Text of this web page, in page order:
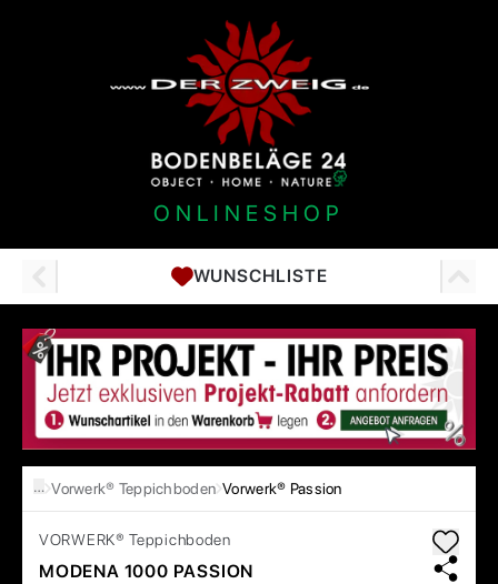
ONLINESHOP
WUNSCHLISTE
… Vorwerk® Teppichboden Vorwerk® Passion
VORWERK® Teppichboden
MODENA 1000 PASSION